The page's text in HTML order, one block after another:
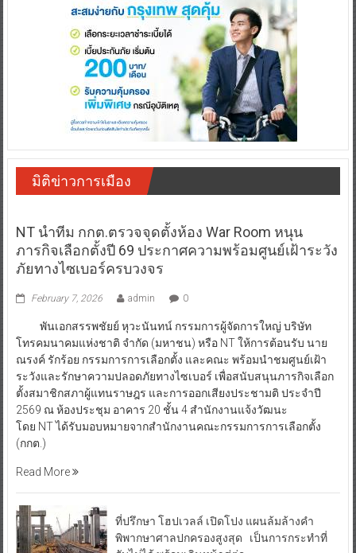
มิติข่าวการเมือง
NT นำทีม กกต.ตรวจจุดตั้งห้อง War Room หนุน
ภารกิจเลือกตั้งปี 69 ประกาศความพร้อมศูนย์เฝ้าระวัง
ภัยทางไซเบอร์ครบวงจร
February 7, 2026 admin 0
พันเอกสรรพชัยย์ หุวะนันทน์ กรรมการผู้จัดการใหญ่ บริษัท
โทรคมนาคมแห่งชาติ จำกัด (มหาชน) หรือ NT ให้การต้อนรับ นาย
ณรงค์ รักร้อย กรรมการการเลือกตั้ง และคณะ พร้อมนำชมศูนย์เฝ้า
ระวังและรักษาความปลอดภัยทางไซเบอร์ เพื่อสนับสนุนภารกิจเลือก
ตั้งสมาชิกสภาผู้แทนราษฎร และการออกเสียงประชามติ ประจำปี
2569 ณ ห้องประชุม อาคาร 20 ชั้น 4 สำนักงานแจ้งวัฒนะ
โดย NT ได้รับมอบหมายจากสำนักงานคณะกรรมการการเลือกตั้ง
(กกต.)
Read More
ที่ปรึกษา โฮปเวลล์ เปิดโปง แผนล้มล้างคำ
พิพากษาศาลปกครองสูงสุด เป็นการกระทำที่